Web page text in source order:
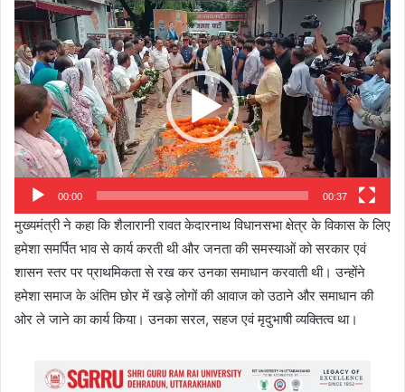
Video
Player
00:00 00:37
मुख्यमंत्री ने कहा कि शैलारानी रावत केदारनाथ विधानसभा क्षेत्र के विकास के लिए
हमेशा समर्पित भाव से कार्य करती थी और जनता की समस्याओं को सरकार एवं
शासन स्तर पर प्राथमिकता से रख कर उनका समाधान करवाती थी। उन्होंने
हमेशा समाज के अंतिम छोर में खड़े लोगों की आवाज को उठाने और समाधान की
ओर ले जाने का कार्य किया। उनका सरल, सहज एवं मृदुभाषी व्यक्तित्व था।